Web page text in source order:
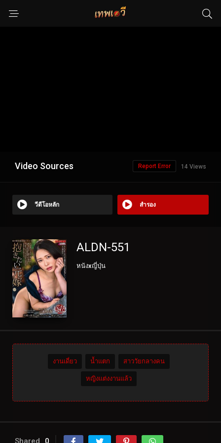
Video Sources 14 Views
Report Error
วีดีโอหลัก สำรอง
ALDN-551
หนังxญี่ปุ่น
งานเดี่ยว น้ำแตก สาววัยกลางคน
หญิงแต่งงานแล้ว
Shared 0